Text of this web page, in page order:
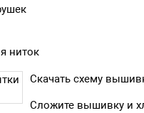
ниток
Скачать схему
Сложите вышивку и